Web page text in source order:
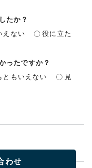
たか？
えない
役に立た
ったですか？
ともいえない
見
わせ